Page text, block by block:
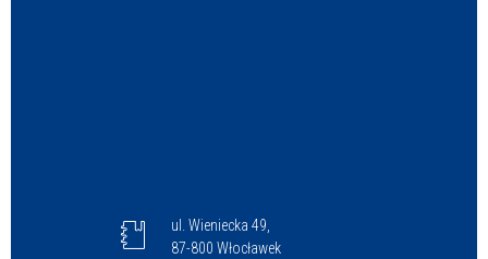
ul. Wieniecka 49,
87-800 Włocławek